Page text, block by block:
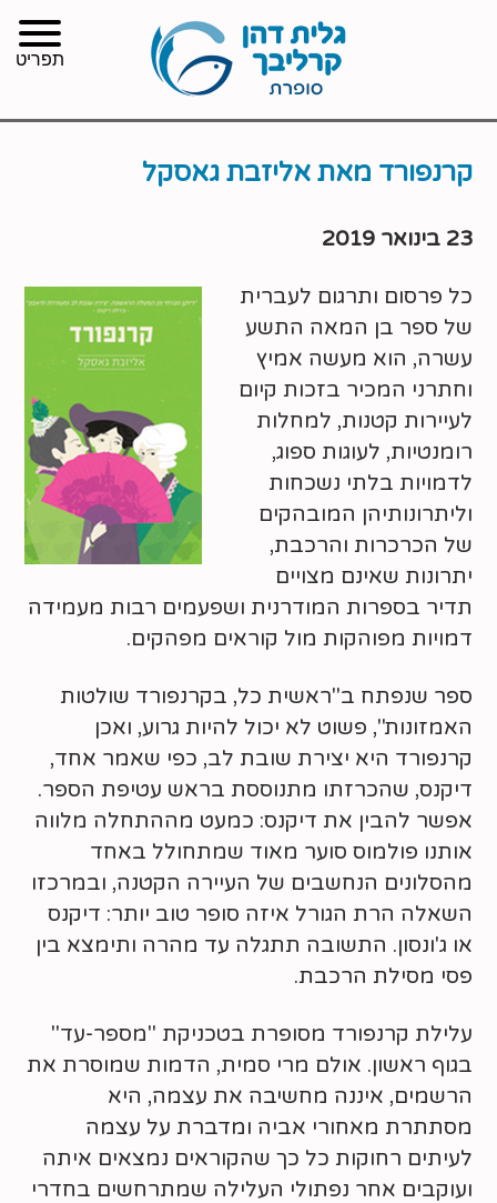
קרנפורד מאת אליזבת גאסקל
23 בינואר 2019
כל פרסום ותרגום לעברית
של ספר בן המאה התשע
עשרה, הוא מעשה אמיץ
וחתרני המכיר בזכות קיום
לעיירות קטנות, למחלות
רומנטיות, לעוגות ספוג,
לדמויות בלתי נשכחות
וליתרונותיהן המובהקים
של הכרכרות והרכבת,
יתרונות שאינם מצויים
תדיר בספרות המודרנית ושפעמים רבות מעמידה
דמויות מפוהקות מול קוראים מפהקים.
ספר שנפתח ב"ראשית כל, בקרנפורד שולטות
האמזונות", פשוט לא יכול להיות גרוע, ואכן
קרנפורד היא יצירת שובת לב, כפי שאמר אחד,
דיקנס, שהכרזתו מתנוססת בראש עטיפת הספר.
אפשר להבין את דיקנס: כמעט מההתחלה מלווה
אותנו פולמוס סוער מאוד שמתחולל באחד
מהסלונים הנחשבים של העיירה הקטנה, ובמרכזו
השאלה הרת הגורל איזה סופר טוב יותר: דיקנס
או ג'ונסון. התשובה תתגלה עד מהרה ותימצא בין
פסי מסילת הרכבת.
עלילת קרנפורד מסופרת בטכניקת "מספר-עד"
בגוף ראשון. אולם מרי סמית, הדמות שמוסרת את
הרשמים, איננה מחשיבה את עצמה, היא
מסתתרת מאחורי אביה ומדברת על עצמה
לעיתים רחוקות כל כך שהקוראים נמצאים איתה
ועוקבים אחר נפתולי העלילה שמתרחשים בחדרי
תפריט